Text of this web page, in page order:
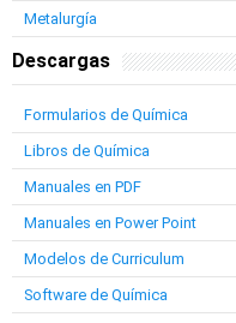
Metalurgía
Descargas
Formularios de Química
Libros de Química
Manuales en PDF
Manuales en Power Point
Modelos de Curriculum
Software de Química